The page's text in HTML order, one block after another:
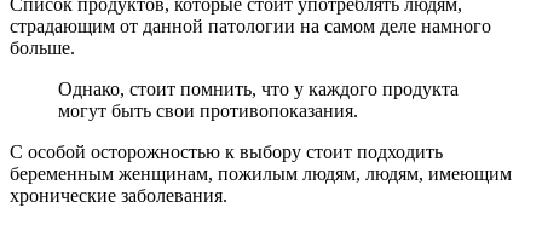
Список продуктов, которые стоит употреблять людям,
страдающим от данной патологии на самом деле намного
больше.
Однако, стоит помнить, что у каждого продукта
могут быть свои противопоказания.
С особой осторожностью к выбору стоит подходить
беременным женщинам, пожилым людям, людям, имеющим
хронические заболевания.